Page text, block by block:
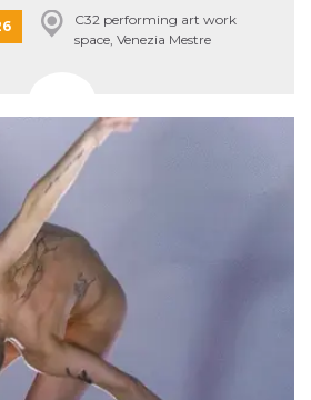
C32 performing art work
space, Venezia Mestre